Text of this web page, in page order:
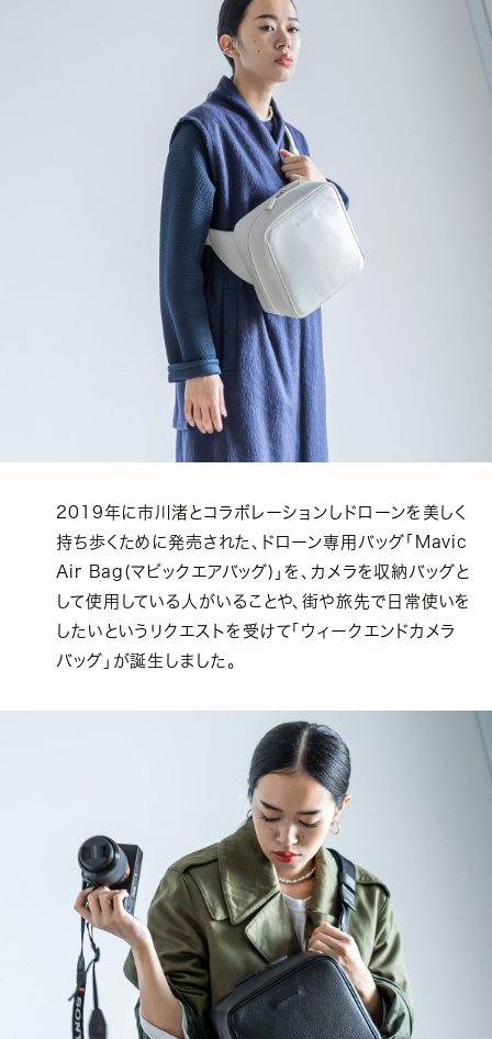
2019年に市川渚とコラボレーションしドローンを美しく
持ち歩くために発売された、ドローン専用バッグ「Mavic
Air Bag(マビックエアバッグ)」を、カメラを収納バッグと
して使用している人がいることや、街や旅先で日常使いを
したいというリクエストを受けて「ウィークエンドカメラ
バッグ」が誕生しました。